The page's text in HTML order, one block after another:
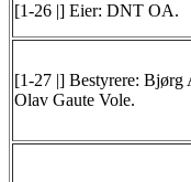
[1-26 |] Eier: DNT OA.
[1-27 |] Bestyrere: Bjørg
Olav Gaute Vole.